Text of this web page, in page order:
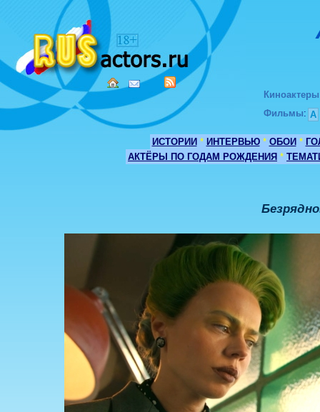
Киноактеры
Фильмы: А
ИСТОРИИ * ИНТЕРВЬЮ * ОБОИ *
АКТЁРЫ ПО ГОДАМ РОЖДЕНИЯ *